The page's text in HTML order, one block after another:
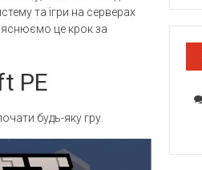
та ігри на серверах
це крок за
PE
будь-яку гру.